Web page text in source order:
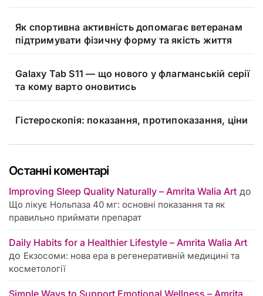
Як спортивна активність допомагає ветеранам
підтримувати фізичну форму та якість життя
Galaxy Tab S11 — що нового у флагманській серії
та кому варто оновитись
Гістероскопія: показання, протипоказання, ціни
Останні коментарі
Improving Sleep Quality Naturally – Amrita Walia Art до
Що лікує Нольпаза 40 мг: основні показання та як
правильно приймати препарат
Daily Habits for a Healthier Lifestyle – Amrita Walia Art
до Екзосоми: нова ера в регенеративній медицині та
косметології
Simple Ways to Support Emotional Wellness – Amrita